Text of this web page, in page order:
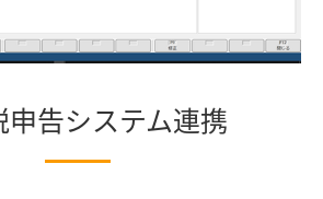
申告システム連携